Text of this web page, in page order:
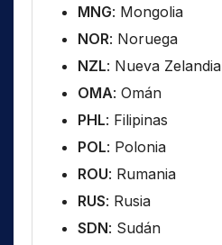
MNG: Mongolia
NOR: Noruega
NZL: Nueva Zelandia
OMA: Omán
PHL: Filipinas
POL: Polonia
ROU: Rumania
RUS: Rusia
SDN: Sudán